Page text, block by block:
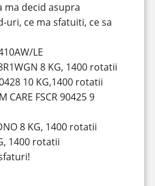
ma decid asupra
ce ma sfatuiti, ce sa
LE
8 KG, 1400 rotatii
10 KG,1400 rotatii
CARE FSCR 90425 9
8 KG, 1400 rotatii
1400 rotatii